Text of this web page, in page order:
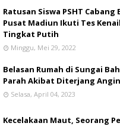
Ratusan Siswa PSHT
Pusat Madiun Ikuti Tes
Tingkat Putih
Minggu, Mei 29, 2022
Belasan Rumah di Sungai
Parah Akibat Diterjang
Selasa, April 04, 2023
Kecelakaan Maut, Seorang